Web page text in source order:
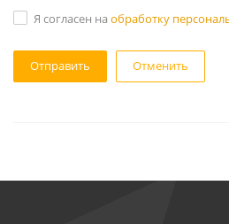
Я согласен на обработку
Отменить